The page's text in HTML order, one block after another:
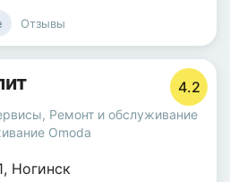
Отзывы
4.2
, Ремонт и обслуживание
Omoda
, Ногинск